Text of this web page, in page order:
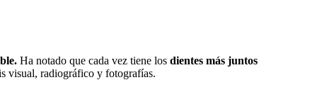
Ha notado que cada vez tiene los dientes más juntos
visual, radiográfico y fotografías.